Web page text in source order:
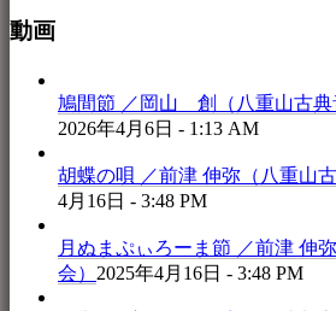
動画
鳩間節 ／岡山 創（八重山古典
2026年4月6日 - 1:13 AM
胡蝶の唄 ／前津 伸弥（八重山
4月16日 - 3:48 PM
月ぬまぷぃろーま節 ／前津 伸
会） 2025年4月16日 - 3:48 PM